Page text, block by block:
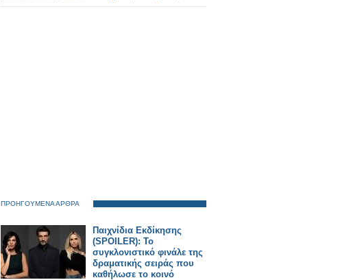
ΠΡΟΗΓΟΥΜΕΝΑ ΑΡΘΡΑ
Παιχνίδια Εκδίκησης
(SPOILER): Το
συγκλονιστικό φινάλε της
δραματικής σειράς που
καθήλωσε το κοινό